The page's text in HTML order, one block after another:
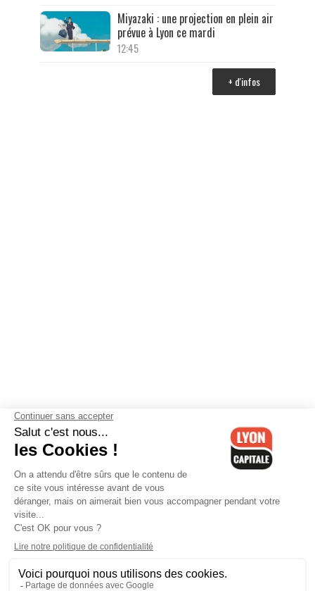
Miyazaki : une projection en plein air
prévue à Lyon ce mardi
12:45
+ d'infos
Contactez-nous-Mentions légales-CGV-Politique de